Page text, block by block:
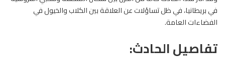
في بريطانيا، في ظل تساؤلات عن العلاقة بين الكلاب والخيول في
الفضاءات العامة.
تفاصيل الحادث: